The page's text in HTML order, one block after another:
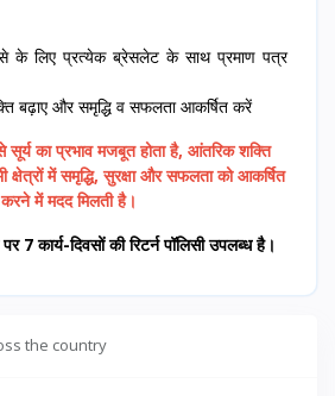
के लिए प्रत्येक ब्रेसलेट के साथ प्रमाण पत्र
बढ़ाए और समृद्धि व सफलता आकर्षित करें
सूर्य का प्रभाव मजबूत होता है, आंतरिक शक्ति
में समृद्धि, सुरक्षा और सफलता को आकर्षित
करने में मदद मिलती है।
कार्य-दिवसों की रिटर्न पॉलिसी उपलब्ध है।
the country